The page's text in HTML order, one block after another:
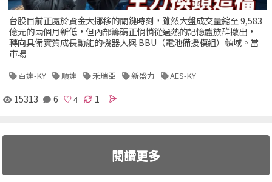
台股目前正處於資金大挪移的關鍵時刻，雖然大盤成交量縮至 9,583
億元的兩個月新低，但內部籌碼正悄悄從過熱的記憶體族群撤出，
轉向具備實質成長動能的機器人與 BBU（電池備援模組）領域。當
市場
百達-KY 順達 禾瑞亞 新盛力 AES-KY
15313 6 1
閱讀更多